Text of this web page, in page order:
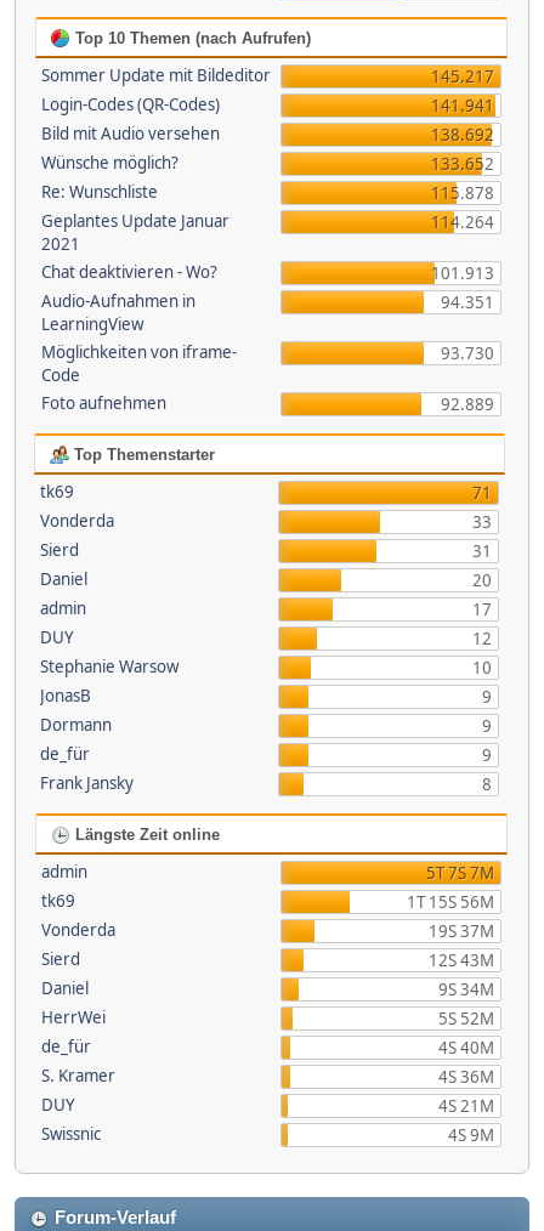
Top 10 Themen (nach Aufrufen)
Sommer Update mit Bildeditor
145.217
Login-Codes (QR-Codes)
141.941
Bild mit Audio versehen
138.692
Wünsche möglich?
133.652
Re: Wunschliste
115.878
Geplantes Update Januar
2021
114.264
Chat deaktivieren - Wo?
101.913
Audio-Aufnahmen in
LearningView
94.351
Möglichkeiten von iframe-
Code
93.730
Foto aufnehmen 92.889
Top Themenstarter
tk69
71
Vonderda
33
Sierd
31
Daniel
20
admin
17
DUY
12
Stephanie Warsow
10
JonasB
9
Dormann
9
de_für
9
Frank Jansky
8
Längste Zeit online
admin
5T 7S 7M
tk69
1T 15S 56M
Vonderda
19S 37M
Sierd
12S 43M
Daniel
9S 34M
HerrWei
5S 52M
de_für
4S 40M
S. Kramer
4S 36M
DUY
4S 21M
Swissnic
4S 9M
Forum-Verlauf